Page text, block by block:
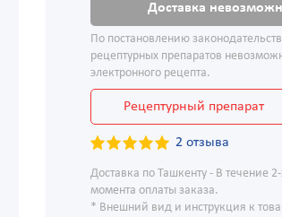
Доставка
По постановлению
рецептурных препаратов
электронного рецепта.
Рецептурный препарат
2 отзыва
Доставка по Ташкенту - В течение
момента оплаты заказа.
* Внешний вид и инструкция к